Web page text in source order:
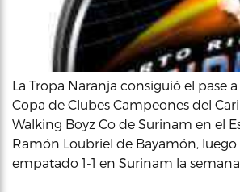
La Tropa Naranja consiguió el pase
Copa de Clubes Campeones del
Walking Boyz Co de Surinam en el
Ramón Loubriel de Bayamón,
empatado 1-1 en Surinam la semana